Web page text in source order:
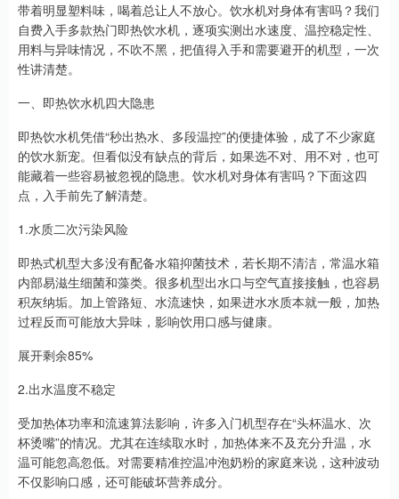
带着明显塑料味，喝着总让人不放心。饮水机对身体有害吗？我们
自费入手多款热门即热饮水机，逐项实测出水速度、温控稳定性、
用料与异味情况，不吹不黑，把值得入手和需要避开的机型，一次
性讲清楚。
一、即热饮水机四大隐患
即热饮水机凭借“秒出热水、多段温控”的便捷体验，成了不少家庭
的饮水新宠。但看似没有缺点的背后，如果选不对、用不对，也可
能藏着一些容易被忽视的隐患。饮水机对身体有害吗？下面这四
点，入手前先了解清楚。
1.水质二次污染风险
即热式机型大多没有配备水箱抑菌技术，若长期不清洁，常温水箱
内部易滋生细菌和藻类。很多机型出水口与空气直接接触，也容易
积灰纳垢。加上管路短、水流速快，如果进水水质本就一般，加热
过程反而可能放大异味，影响饮用口感与健康。
展开剩余85%
2.出水温度不稳定
受加热体功率和流速算法影响，许多入门机型存在“头杯温水、次
杯烫嘴”的情况。尤其在连续取水时，加热体来不及充分升温，水
温可能忽高忽低。对需要精准控温冲泡奶粉的家庭来说，这种波动
不仅影响口感，还可能破坏营养成分。